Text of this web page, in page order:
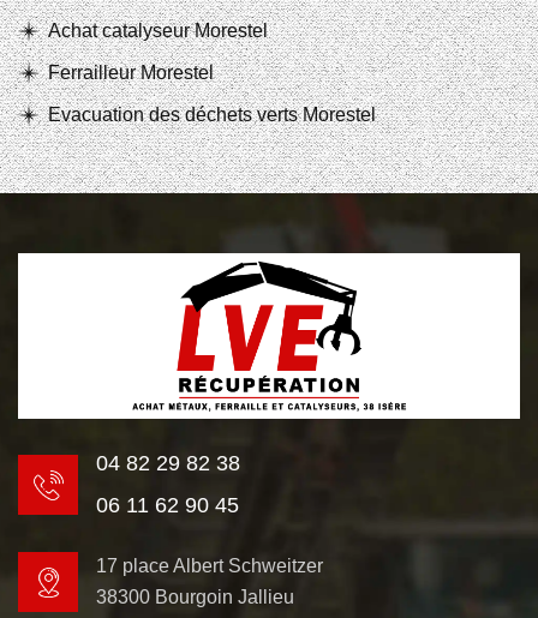
Achat catalyseur Morestel
Ferrailleur Morestel
Evacuation des déchets verts Morestel
04 82 29 82 38
06 11 62 90 45
17 place Albert Schweitzer
38300 Bourgoin Jallieu